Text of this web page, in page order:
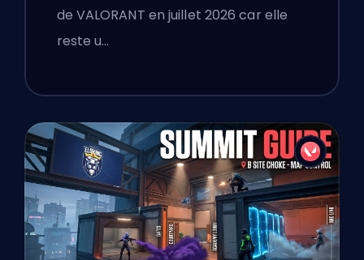
de VALORANT en juillet 2026 car elle
reste u…